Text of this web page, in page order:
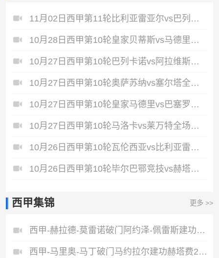
11月02日西甲第11轮比利亚雷亚尔vs巴列卡诺全场录像
10月28日西甲第10轮皇家贝蒂斯vs马德里竞技全场录像
10月27日西甲第10轮巴列卡诺vs阿拉维斯全场录像
10月27日西甲第10轮奥萨苏纳vs塞尔塔全场录像
10月27日西甲第10轮皇家马德里vs巴塞罗那全场录像
10月27日西甲第10轮马洛卡vs莱万特全场录像
10月26日西甲第10轮瓦伦西亚vs比利亚雷亚尔全场录像
10月26日西甲第10轮毕尔巴鄂竞技vs赫塔费全场录像
西甲集锦 更多 >>
西甲-赫拉德-莫雷诺破门阿约泽-佩雷斯建功黄潜主场4-0大胜巴列卡诺
西甲-马里奥-马丁破门马约拉尔建功赫塔费2-1赫罗纳